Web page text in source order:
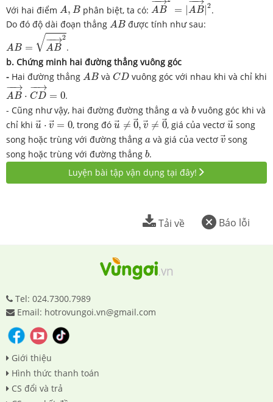
Với hai điểm A, B
A B phân biệt, ta có: AB = AB |2.
Do đó độ dài đoạn thẳng AB
AB được tính như sau:
AB = √−
−→
AB
2
AB =A B→2
.
b. Chứng minh hai đường thẳng vuông góc
- Hai đường thẳng AB
A B và CD
CDvuông góc với nhau khi và chỉ khi
−
−→
AB ⋅
−
−→
CD = 0
AB→⋅CD→ =0
.
- Cũng như vậy, hai đường đường thẳng a
a và b
b vuông góc khi và
chỉ khi u ⋅ v = 0
u →⋅ →= 0
, trong đó u ≠ 0, v ≠ 0
u→≠0→,v→ ≠0→
, giá của vectơ u
u →
song
song hoặc trùng với đường thẳng a
a và giá của vectơ v
v →
song
song hoặc trùng với đường thẳng b
b.
Luyện bài tập vận dụng tại đây!
Báo lỗi
Tải về
Tel: 024.7300.7989
Email: hotrovungoi.vn@gmail.com
Giới thiệu
Hình thức thanh toán
CS đổi và trả